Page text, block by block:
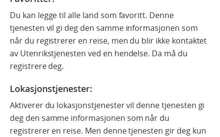
Du kan legge til alle land som favoritt. Denne
tjenesten vil gi deg den samme informasjonen som
når du registrerer en reise, men du blir ikke kontaktet
av Utenrikstjenesten ved en hendelse. Da må du
registrere deg.
Lokasjonstjenester:
Aktiverer du lokasjonstjenester vil denne tjenesten gi
deg den samme informasjonen som når du
registrerer en reise. Men denne tjenesten gir deg kun